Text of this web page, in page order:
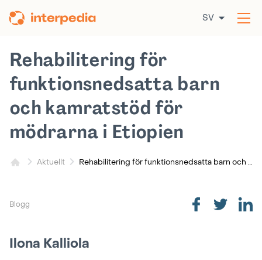
till
SV
Aktuellt Rehabilitering för funktionsnedsatta barn och kamratstöd för mödrarna i Etiopien
Rehabilitering för
funktionsnedsatta barn
och kamratstöd för
mödrarna i Etiopien
Blogg
Ilona Kalliola